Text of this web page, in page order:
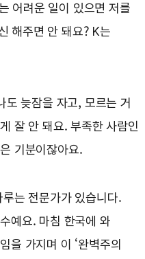
어려운 일이 있으면 저를
해주면 안 돼요? K는
도 늦잠을 자고, 모르는 거
잘 안 돼요. 부족한 사람인
기분이잖아요.
는 전문가가 있습니다.
예요. 마침 한국에 와
을 가지며 이 ‘완벽주의